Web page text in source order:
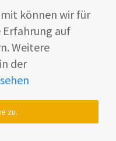
können wir für
Erfahrung auf
Weitere
der
zu.